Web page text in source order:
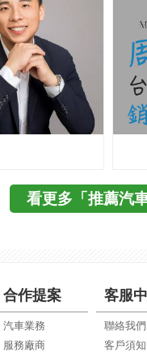
看更多「推薦汽
合作提案
汽車業務
服務廠商
客服
聯絡我們
客戶須知